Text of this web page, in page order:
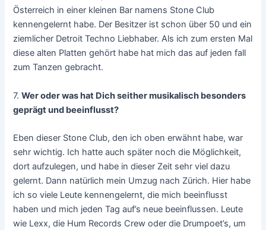
Österreich in einer kleinen Bar namens Stone Club
kennengelernt habe. Der Besitzer ist schon über 50 und ein
ziemlicher Detroit Techno Liebhaber. Als ich zum ersten Mal
diese alten Platten gehört habe hat mich das auf jeden fall
zum Tanzen gebracht.
7.Wer oder was hat Dich seither musikalisch besonders
geprägt und beeinflusst?
Eben dieser Stone Club, den ich oben erwähnt habe, war
sehr wichtig. Ich hatte auch später noch die Möglichkeit,
dort aufzulegen, und habe in dieser Zeit sehr viel dazu
gelernt. Dann natürlich mein Umzug nach Zürich. Hier habe
ich so viele Leute kennengelernt, die mich beeinflusst
haben und mich jeden Tag auf’s neue beeinflussen. Leute
wie Lexx, die Hum Records Crew oder die Drumpoet’s, um